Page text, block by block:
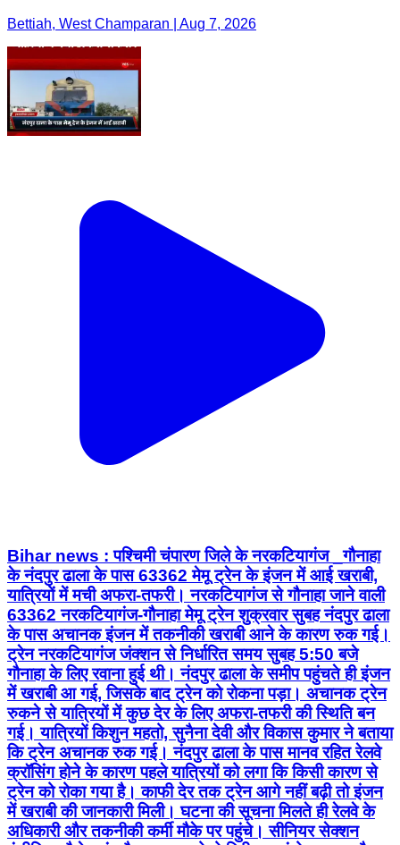
Bettiah, West Champaran | Aug 7, 2026
Bihar news : पश्चिमी चंपारण जिले के नरकटियागंज _गौनाहा
के नंदपुर ढाला के पास 63362 मेमू ट्रेन के इंजन में आई खराबी,
यात्रियों में मची अफरा-तफरी। नरकटियागंज से गौनाहा जाने वाली
63362 नरकटियागंज-गौनाहा मेमू ट्रेन शुक्रवार सुबह नंदपुर ढाला
के पास अचानक इंजन में तकनीकी खराबी आने के कारण रुक गई।
ट्रेन नरकटियागंज जंक्शन से निर्धारित समय सुबह 5:50 बजे
गौनाहा के लिए रवाना हुई थी। नंदपुर ढाला के समीप पहुंचते ही इंजन
में खराबी आ गई, जिसके बाद ट्रेन को रोकना पड़ा। अचानक ट्रेन
रुकने से यात्रियों में कुछ देर के लिए अफरा-तफरी की स्थिति बन
गई। यात्रियों किशुन महतो, सुनैना देवी और विकास कुमार ने बताया
कि ट्रेन अचानक रुक गई। नंदपुर ढाला के पास मानव रहित रेलवे
क्रॉसिंग होने के कारण पहले यात्रियों को लगा कि किसी कारण से
ट्रेन को रोका गया है। काफी देर तक ट्रेन आगे नहीं बढ़ी तो इंजन
में खराबी की जानकारी मिली। घटना की सूचना मिलते ही रेलवे के
अधिकारी और तकनीकी कर्मी मौके पर पहुंचे। सीनियर सेक्शन